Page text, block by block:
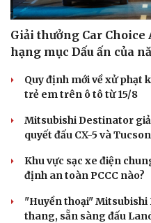
Giải thưởng Car Choice
hạng mục Dấu ấn của
Quy định mới về xử phạt
trẻ em trên ô tô từ 15/8
Mitsubishi Destinator
quyết đấu CX-5 và Tucson
Khu vực sạc xe điện
định an toàn PCCC nào?
"Huyền thoại"
thang, sẵn sàng đấu